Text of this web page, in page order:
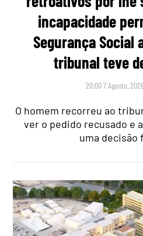
incapacidade
Segurança Social
tribunal teve
20:00 7 Agosto, 2026
O homem recorreu ao
ver o pedido recusado e
uma decisão